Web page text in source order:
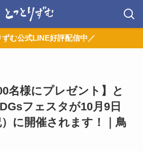
ずむ公式LINE好評配信中／
名様にプレゼント】と
フェスタが10月9日
）に開催されます！｜鳥